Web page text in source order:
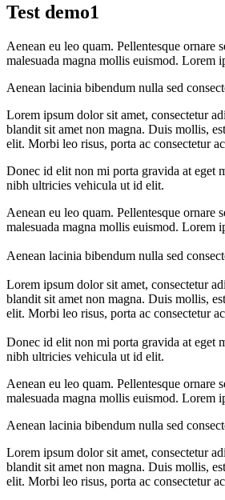
Test demo1
Aenean eu leo quam. Pellentesque ornare
malesuada magna mollis euismod. Lorem
Aenean lacinia bibendum nulla sed
Lorem ipsum dolor sit amet, consectetur
blandit sit amet non magna. Duis mollis,
elit. Morbi leo risus, porta ac consectetur
Donec id elit non mi porta gravida at eget
nibh ultricies vehicula ut id elit.
Aenean eu leo quam. Pellentesque ornare
malesuada magna mollis euismod. Lorem
Aenean lacinia bibendum nulla sed
Lorem ipsum dolor sit amet, consectetur
blandit sit amet non magna. Duis mollis,
elit. Morbi leo risus, porta ac consectetur
Donec id elit non mi porta gravida at eget
nibh ultricies vehicula ut id elit.
Aenean eu leo quam. Pellentesque ornare
malesuada magna mollis euismod. Lorem
Aenean lacinia bibendum nulla sed
Lorem ipsum dolor sit amet, consectetur
blandit sit amet non magna. Duis mollis,
elit. Morbi leo risus, porta ac consectetur